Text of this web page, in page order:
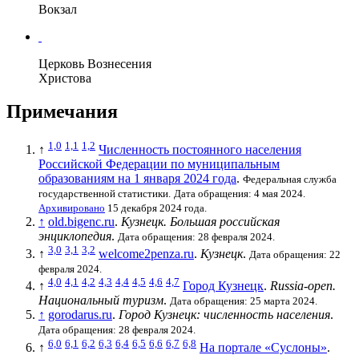
Вокзал
Церковь Вознесения
Христова
Примечания
↑ 1,0 1,1 1,2 Численность постоянного населения
Российской Федерации по муниципальным
образованиям на 1 января 2024 года. Федеральная служба
государственной статистики Дата обращения: 4 мая 2024.
Архивировано 15 декабря 2024 года.
↑ old.bigenc.ru. Кузнецк. Большая российская
энциклопедия. Дата обращения: 28 февраля 2024.
↑ 3,0 3,1 3,2 welcome2penza.ru. Кузнецк. Дата обращения: 22
февраля 2024.
↑ 4,0 4,1 4,2 4,3 4,4 4,5 4,6 4,7 Город Кузнецк. Russia-open.
Национальный туризм. Дата обращения: 25 марта 2024.
↑ gorodarus.ru. Город Кузнецк: численность населения.
Дата обращения: 28 февраля 2024.
↑ 6,0 6,1 6,2 6,3 6,4 6,5 6,6 6,7 6,8 На портале «Суслоны».